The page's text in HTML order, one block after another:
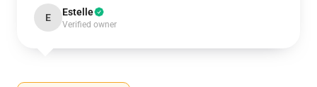
E Estelle
Verified owner